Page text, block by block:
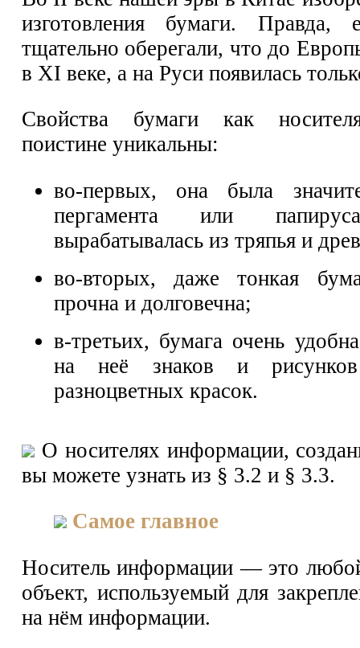
изготовления бумаги. Правда,
тщательно оберегали, что до
в XI веке, а на Руси появилась
Свойства бумаги как
поистине уникальны:
во-первых, она была
пергамента или
вырабатывалась из тряпья и
во-вторых, даже тонкая
прочна и долговечна;
в-третьих, бумага очень
на неё знаков и
разноцветных красок.
О носителях информации,
вы можете узнать из § 3.2 и § 3.3.
Самое главное
Носитель информации — это
объект, используемый для
на нём информации.